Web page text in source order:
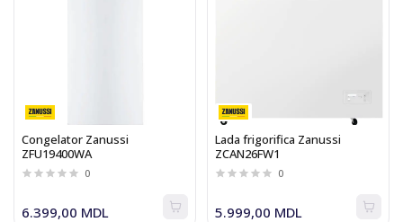
Congelator Zanussi
ZFU19400WA
0
6.399,00 MDL
Lada frigorifica Zanussi
ZCAN26FW1
0
5.999,00 MDL